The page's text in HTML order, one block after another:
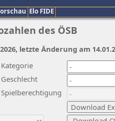
Elo FIDE
des ÖSB
Kategorie
Geschlecht
Spielberechtigung
letzte Änderung am